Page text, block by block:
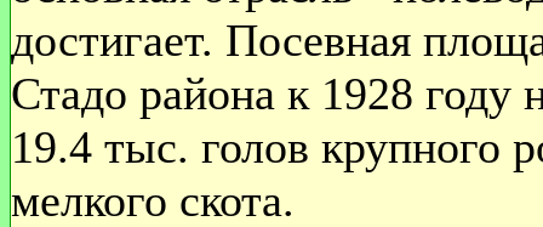
достигает. Посевная
Стадо района к 1928 году
19.4 тыс. голов крупного
мелкого скота.